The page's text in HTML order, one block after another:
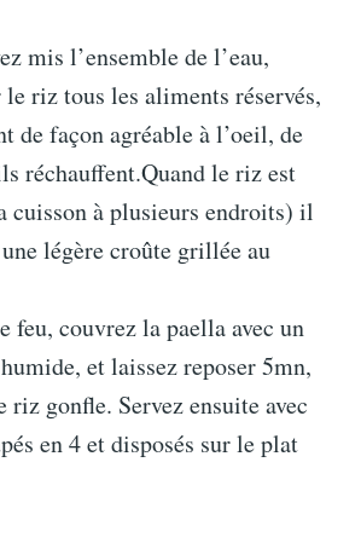
mis l’ensemble de l’eau,
riz tous les aliments réservés,
de façon agréable à l’oeil, de
réchauffent.Quand le riz est
cuisson à plusieurs endroits) il
légère croûte grillée au
feu, couvrez la paella avec un
et laissez reposer 5mn,
riz gonfle. Servez ensuite avec
en 4 et disposés sur le plat